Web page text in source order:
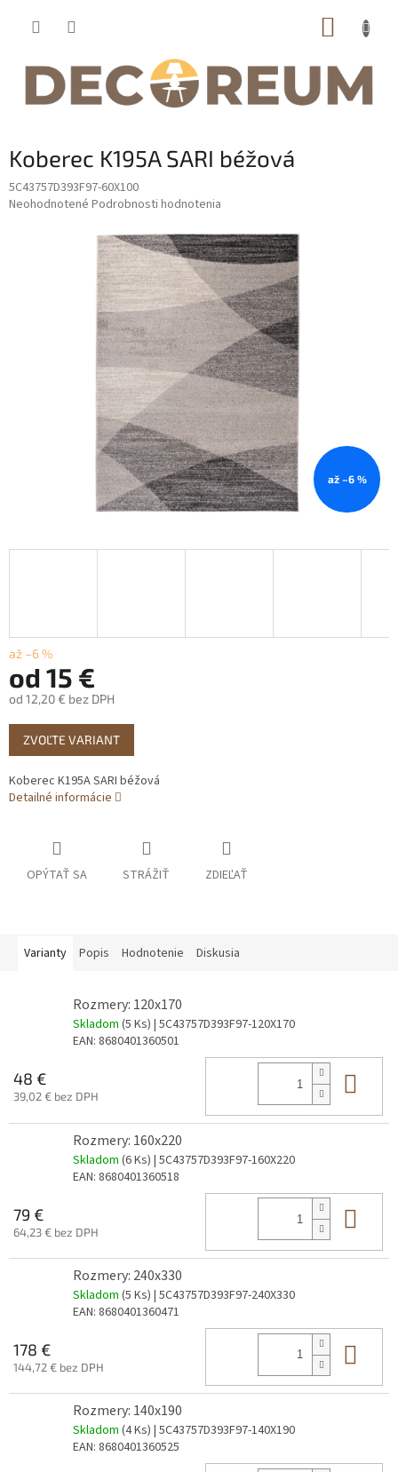
Koberec K195A SARI béžová
5C43757D393F97-60X100
Priemerné
Neohodnotené Podrobnosti hodnotenia
až –6 %
až –6 %
od 15 €
od 12,20 € bez DPH
Jednotková
cena:
ZVOĽTE VARIANT
Koberec K195A SARI béžová
Detailné informácie
OPÝTAŤ SA STRÁŽIŤ ZDIEĽAŤ
Varianty Popis Hodnotenie Diskusia
Rozmery: 120x170
Skladom (5 Ks) | 5C43757D393F97-120X170
EAN: 8680401360501
48 €
39,02 € bez DPH
Rozmery: 160x220
Skladom (6 Ks) | 5C43757D393F97-160X220
EAN: 8680401360518
79 €
64,23 € bez DPH
Rozmery: 240x330
Skladom (5 Ks) | 5C43757D393F97-240X330
EAN: 8680401360471
178 €
144,72 € bez DPH
Rozmery: 140x190
Skladom (4 Ks) | 5C43757D393F97-140X190
EAN: 8680401360525